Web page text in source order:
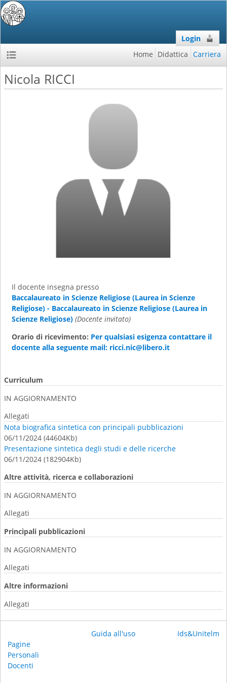
Login
Home Didattica Carriera
Nicola RICCI
Il docente insegna presso
Baccalaureato in Scienze Religiose (Laurea in Scienze
Religiose) - Baccalaureato in Scienze Religiose (Laurea in
Scienze Religiose) (Docente invitato)
Orario di ricevimento: Per qualsiasi esigenza contattare il
docente alla seguente mail: ricci.nic@libero.it
Curriculum
IN AGGIORNAMENTO
Allegati
Nota biografica sintetica con principali pubblicazioni
06/11/2024 (44604Kb)
Presentazione sintetica degli studi e delle ricerche
06/11/2024 (182904Kb)
Altre attività, ricerca e collaborazioni
IN AGGIORNAMENTO
Allegati
Principali pubblicazioni
IN AGGIORNAMENTO
Allegati
Altre informazioni
Allegati
Pagine
Personali
Docenti
Guida all'uso Ids&Unitelm